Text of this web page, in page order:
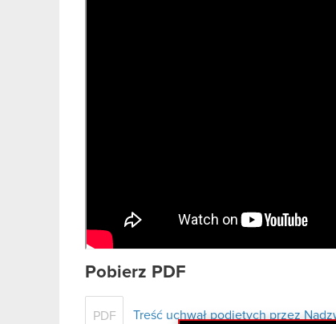
Pobierz PDF
PDF Treść uchwał podjętych przez